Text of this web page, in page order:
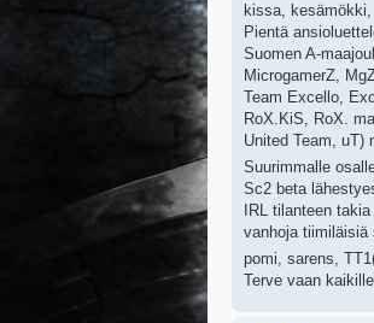
kissa,
Pientä
Suomen A-
MicrogamerZ,
Team Excello,
RoX.KiS, RoX.
United Team, uT)
Suurimmalle
Sc2 beta
IRL tilanteen
vanhoja
pomi, sarens,
Terve vaan